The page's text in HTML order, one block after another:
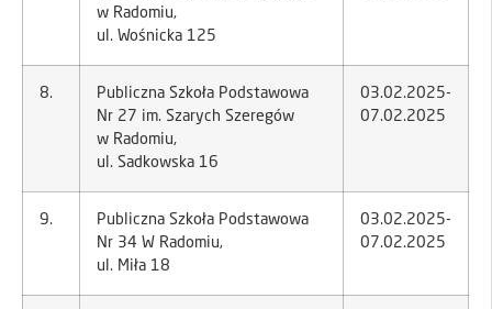
w Radomiu,
ul. Wośnicka 125
8.
Publiczna Szkoła Podstawowa
Nr 27 im. Szarych Szeregów
w Radomiu,
ul. Sadkowska 16
03.02.2025-
07.02.2025
9.
Publiczna Szkoła Podstawowa
Nr 34 W Radomiu,
ul. Miła 18
03.02.2025-
07.02.2025